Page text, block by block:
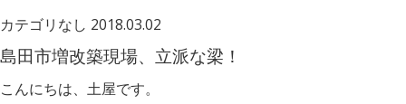
カテゴリなし 2018.03.02
島田市増改築現場、立派な梁！
こんにちは、土屋です。